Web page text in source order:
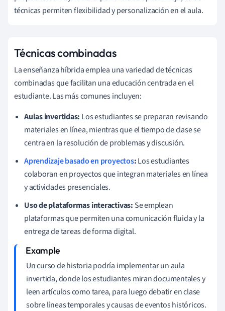
técnicas permiten flexibilidad y personalización en el aula.
Técnicas combinadas
La enseñanza híbrida emplea una variedad de técnicas
combinadas que facilitan una educación centrada en el
estudiante. Las más comunes incluyen:
Aulas invertidas: Los estudiantes se preparan revisando
materiales en línea, mientras que el tiempo de clase se
centra en la resolución de problemas y discusión.
Aprendizaje basado en proyectos:Los estudiantes
colaboran en proyectos que integran materiales en línea
y actividades presenciales.
Uso de plataformas interactivas: Se emplean
plataformas que permiten una comunicación fluida y la
entrega de tareas de forma digital.
Un curso de historia podría implementar un aula
invertida, donde los estudiantes miran documentales y
leen artículos como tarea, para luego debatir en clase
sobre líneas temporales y causas de eventos históricos.